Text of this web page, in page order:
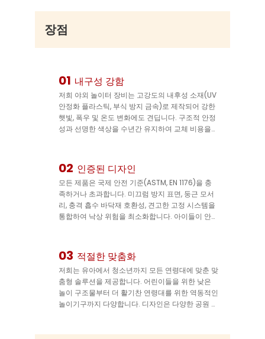
장점
01 내구성 강함
저희 야외 놀이터 장비는 고강도의 내후성 소재(UV
안정화 플라스틱, 부식 방지 금속)로 제작되어 강한
햇빛, 폭우 및 온도 변화에도 견딥니다. 구조적 안정
성과 선명한 색상을 수년간 유지하여 교체 비용을
02 인증된 디자인
모든 제품은 국제 안전 기준(ASTM, EN 1176)을 충
족하거나 초과합니다. 미끄럼 방지 표면, 둥근 모서
리, 충격 흡수 바닥재 호환성, 견고한 고정 시스템을
통합하여 낙상 위험을 최소화합니다. 아이들이 안전
03 적절한 맞춤화
저희는 유아에서 청소년까지 모든 연령대에 맞춘 맞
춤형 솔루션을 제공합니다. 어린이들을 위한 낮은
놀이 구조물부터 더 활기찬 연령대를 위한 역동적인
놀이기구까지 다양합니다. 디자인은 다양한 공원 크